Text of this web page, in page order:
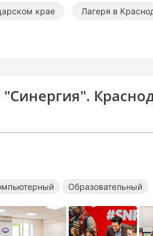
Образовательный
крае Лагеря в
в Краснодарском крае